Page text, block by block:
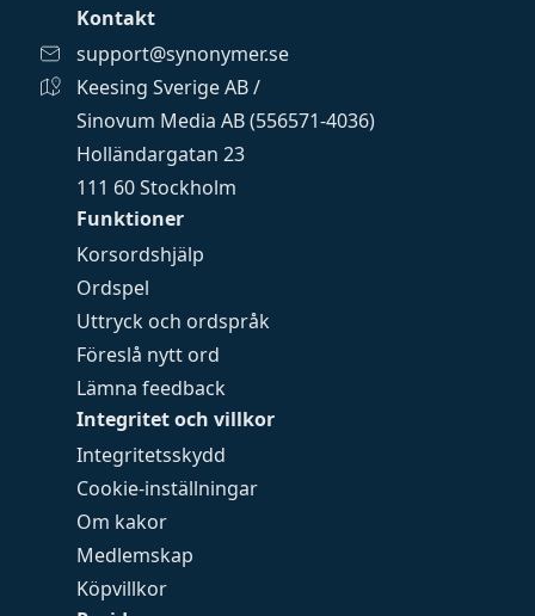
Funktioner
Korsordshjälp
Ordspel
Uttryck och ordspråk
Föreslå nytt ord
Lämna feedback
Integritet och villkor
Integritetsskydd
Cookie-inställningar
Om kakor
Medlemskap
Köpvillkor
Kontakt
support@synonymer.se
Keesing Sverige AB /
Sinovum Media AB (556571-4036)
Holländargatan 23
111 60 Stockholm